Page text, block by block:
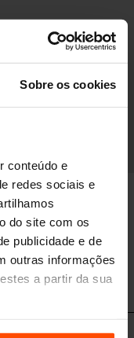
Sobre os cookies
conteúdo e
redes sociais e
do site com os
publicidade e de
outras informações
a partir da sua
Principles